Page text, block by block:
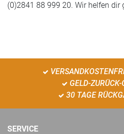
(0)2841 88 999 20. Wir helfen dir
GELD-
30 TAGE
SERVICE